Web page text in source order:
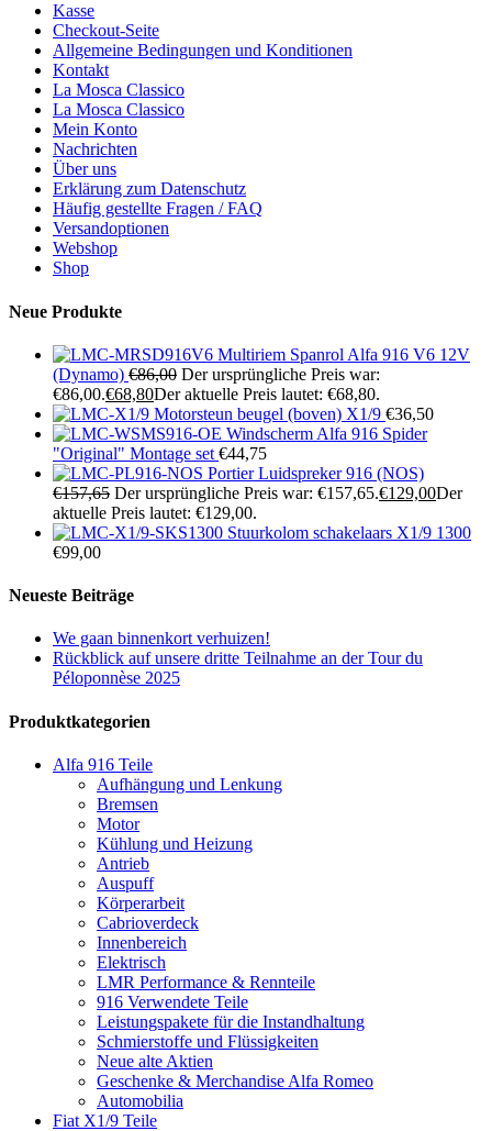
Kasse
Checkout-Seite
Allgemeine Bedingungen und Konditionen
Kontakt
La Mosca Classico
La Mosca Classico
Mein Konto
Nachrichten
Über uns
Erklärung zum Datenschutz
Häufig gestellte Fragen / FAQ
Versandoptionen
Webshop
Shop
Neue Produkte
Multiriem Spanrol Alfa 916 V6 12V
(Dynamo) €86,00 Der ursprüngliche Preis war:
€86,00.€68,80Der aktuelle Preis lautet: €68,80.
Motorsteun beugel (boven) X1/9 €36,50
Windscherm Alfa 916 Spider
"Original" Montage set €44,75
Portier Luidspreker 916 (NOS)
€157,65 Der ursprüngliche Preis war: €157,65.€129,00Der
aktuelle Preis lautet: €129,00.
Stuurkolom schakelaars X1/9 1300
€99,00
Neueste Beiträge
We gaan binnenkort verhuizen!
Rückblick auf unsere dritte Teilnahme an der Tour du
Péloponnèse 2025
Produktkategorien
Alfa 916 Teile
Aufhängung und Lenkung
Bremsen
Motor
Kühlung und Heizung
Antrieb
Auspuff
Körperarbeit
Cabrioverdeck
Innenbereich
Elektrisch
LMR Performance & Rennteile
916 Verwendete Teile
Leistungspakete für die Instandhaltung
Schmierstoffe und Flüssigkeiten
Neue alte Aktien
Geschenke & Merchandise Alfa Romeo
Automobilia
Fiat X1/9 Teile